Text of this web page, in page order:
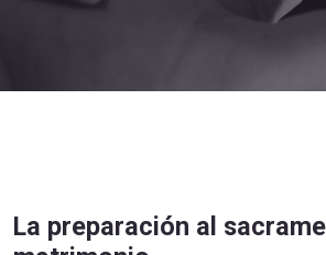
La preparación al